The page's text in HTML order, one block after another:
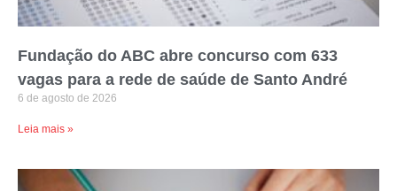
Fundação do ABC abre concurso com 633
vagas para a rede de saúde de Santo André
6 de agosto de 2026
Leia mais »